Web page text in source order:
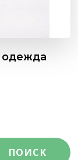
одежда
ПОИСК